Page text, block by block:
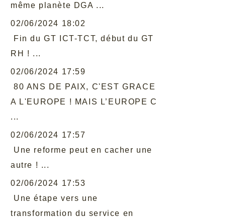
même planète DGA ...
02/06/2024 18:02
Fin du GT ICT-TCT, début du GT
RH ! ...
02/06/2024 17:59
80 ANS DE PAIX, C'EST GRACE
A L'EUROPE ! MAIS L’EUROPE C
...
02/06/2024 17:57
Une reforme peut en cacher une
autre ! ...
02/06/2024 17:53
Une étape vers une
transformation du service en